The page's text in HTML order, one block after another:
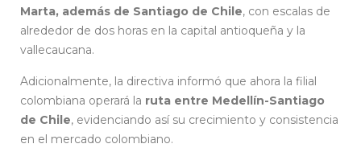
Marta, además de Santiago de Chile, con escalas de
alrededor de dos horas en la capital antioqueña y la
vallecaucana.
Adicionalmente, la directiva informó que ahora la filial
colombiana operará la ruta entre Medellín-Santiago
de Chile, evidenciando así su crecimiento y consistencia
en el mercado colombiano.